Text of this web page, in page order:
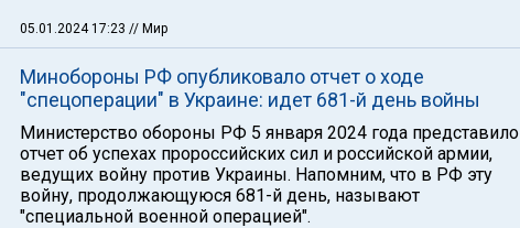
05.01.2024 17:23 // Мир
Минобороны РФ опубликовало отчет о ходе
"спецоперации" в Украине: идет 681-й день войны
Министерство обороны РФ 5 января 2024 года представило
отчет об успехах пророссийских сил и российской армии,
ведущих войну против Украины. Напомним, что в РФ эту
войну, продолжающуюся 681-й день, называют
"специальной военной операцией".